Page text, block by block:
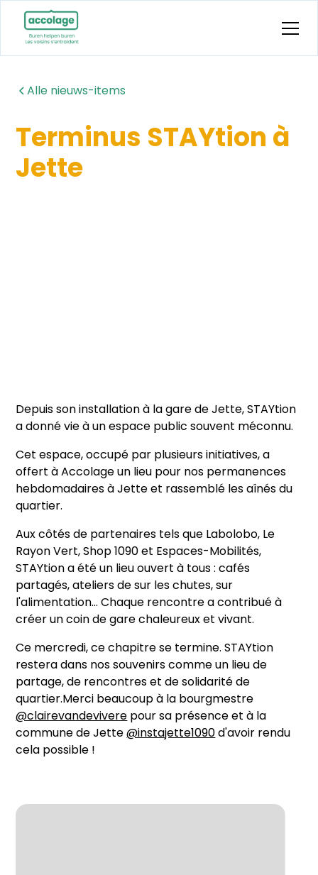
Alle nieuws-items
Terminus STAYtion à
Jette
Depuis son installation à la gare de Jette, STAYtion
a donné vie à un espace public souvent méconnu.
Cet espace, occupé par plusieurs initiatives, a
offert à Accolage un lieu pour nos permanences
hebdomadaires à Jette et rassemblé les aînés du
quartier.
Aux côtés de partenaires tels que Labolobo, Le
Rayon Vert, Shop 1090 et Espaces-Mobilités,
STAYtion a été un lieu ouvert à tous : cafés
partagés, ateliers de sur les chutes, sur
l'alimentation... Chaque rencontre a contribué à
créer un coin de gare chaleureux et vivant.
Ce mercredi, ce chapitre se termine. STAYtion
restera dans nos souvenirs comme un lieu de
partage, de rencontres et de solidarité de
quartier.Merci beaucoup à la bourgmestre
@clairevandevivere pour sa présence et à la
commune de Jette@instajette1090d'avoir rendu
cela possible !